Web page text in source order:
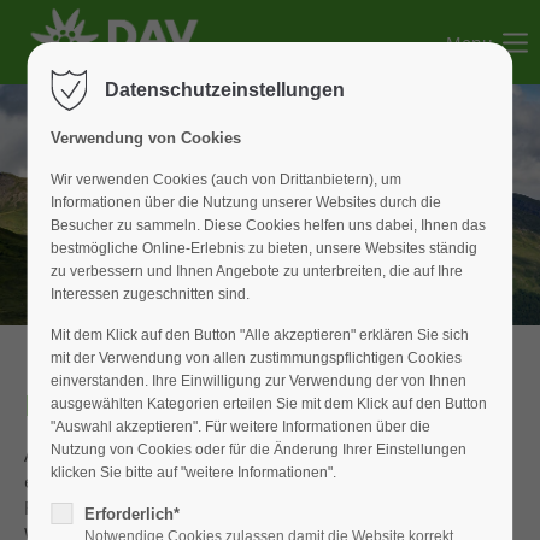
Der Eintrag "offcanvas-col2" existiert leider nicht.
Der Eintrag "offcanvas-col3" existiert leider nicht.
Der Eintrag "offcanvas-col4" existiert leider nicht.
Menu
Frühjahrskurzurlaub Italien
Anfang April wurde zu acht erneut das zu Kurztrips
einladende lange Osterwochenende für ein paar Tage
Frischluftaktivität genutzt. Mit dem Ziel der Eröffnung der
Wandersaison wurden die süddolomitischen Vorgebirge
Datenschutzeinstellungen
Verwendung von Cookies
Wir verwenden Cookies (auch von Drittanbietern), um
Informationen über die Nutzung unserer Websites durch die
Besucher zu sammeln. Diese Cookies helfen uns dabei, Ihnen das
bestmögliche Online-Erlebnis zu bieten, unsere Websites ständig
zu verbessern und Ihnen Angebote zu unterbreiten, die auf Ihre
Interessen zugeschnitten sind.
Mit dem Klick auf den Button "Alle akzeptieren" erklären Sie sich
mit der Verwendung von allen zustimmungspflichtigen Cookies
einverstanden. Ihre Einwilligung zur Verwendung der von Ihnen
ausgewählten Kategorien erteilen Sie mit dem Klick auf den Button
"Auswahl akzeptieren". Für weitere Informationen über die
Nutzung von Cookies oder für die Änderung Ihrer Einstellungen
klicken Sie bitte auf "weitere Informationen".
Erforderlich*
Notwendige Cookies zulassen damit die Website korrekt